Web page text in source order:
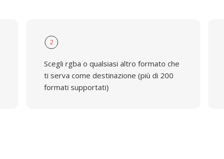
2
Scegli rgba o qualsiasi altro formato che
ti serva come destinazione (più di 200
formati supportati)